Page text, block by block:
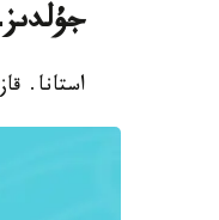
جۇلدىز- جورامال-
استانا.